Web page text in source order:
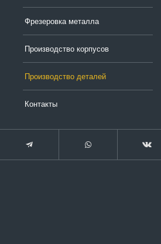
Фрезеровка металла
Производство корпусов
Производство деталей
Контакты